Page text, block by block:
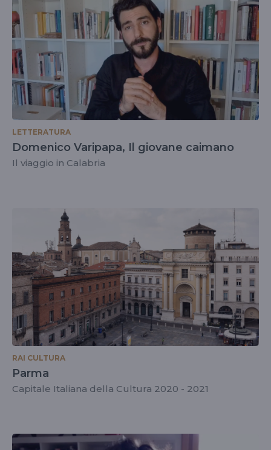
LETTERATURA
Domenico Varipapa, Il giovane caimano
Il viaggio in Calabria
RAI CULTURA
Parma
Capitale Italiana della Cultura 2020 - 2021